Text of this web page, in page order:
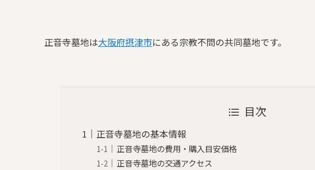
正音寺墓地は大阪府摂津市にある宗教不問の共同墓地です。
目次
正音寺墓地の基本情報
正音寺墓地の費用・購入目安価格
正音寺墓地の交通アクセス